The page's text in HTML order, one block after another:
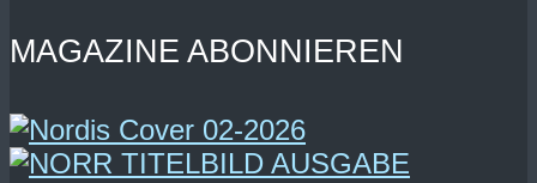
MAGAZINE ABONNIEREN